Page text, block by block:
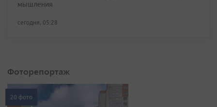
мышления
сегодня, 05:28
Фоторепортаж
20 фото